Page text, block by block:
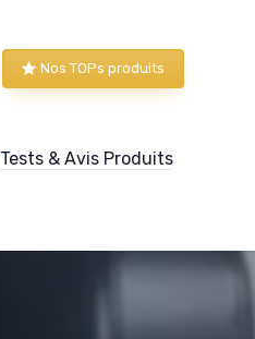
Nos TOPs produits
Tests & Avis Produits